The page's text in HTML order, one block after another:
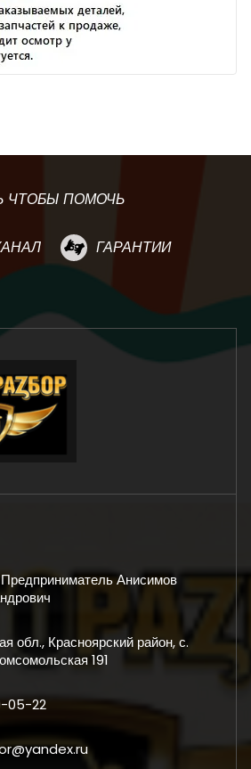
ЧТОБЫ ПОМОЧЬ
ГАРАНТИИ
Анисимов
обл., Красноярский район, с.
191
05-22